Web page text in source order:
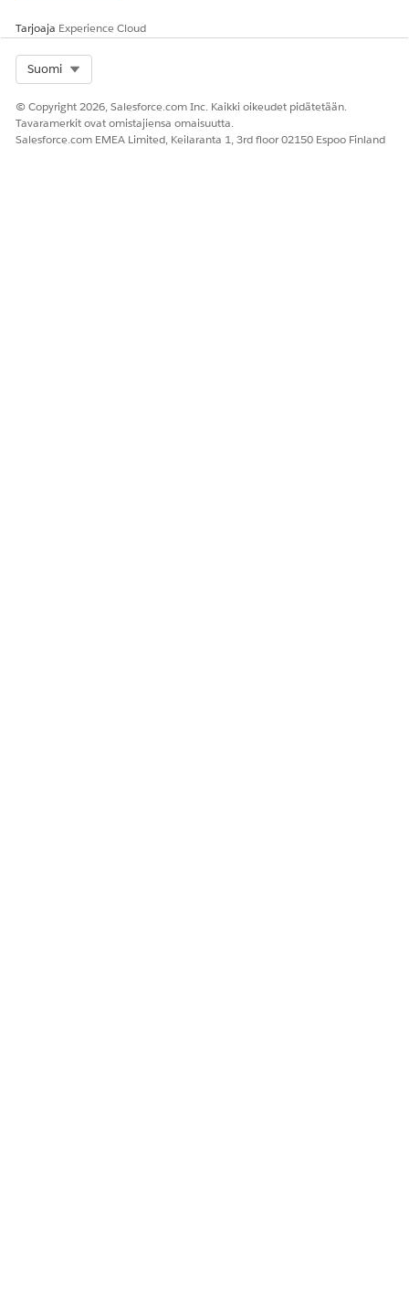
Tarjoaja Experience Cloud
Suomi
© Copyright 2026, Salesforce.com Inc. Kaikki oikeudet pidätetään.
Tavaramerkit ovat omistajiensa omaisuutta.
Salesforce.com EMEA Limited, Keilaranta 1, 3rd floor 02150 Espoo Finland